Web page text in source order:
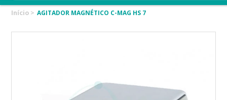
Início > AGITADOR MAGNÉTICO C-MAG HS 7